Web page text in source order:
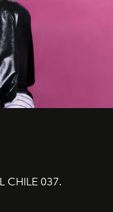
CHILE 037.